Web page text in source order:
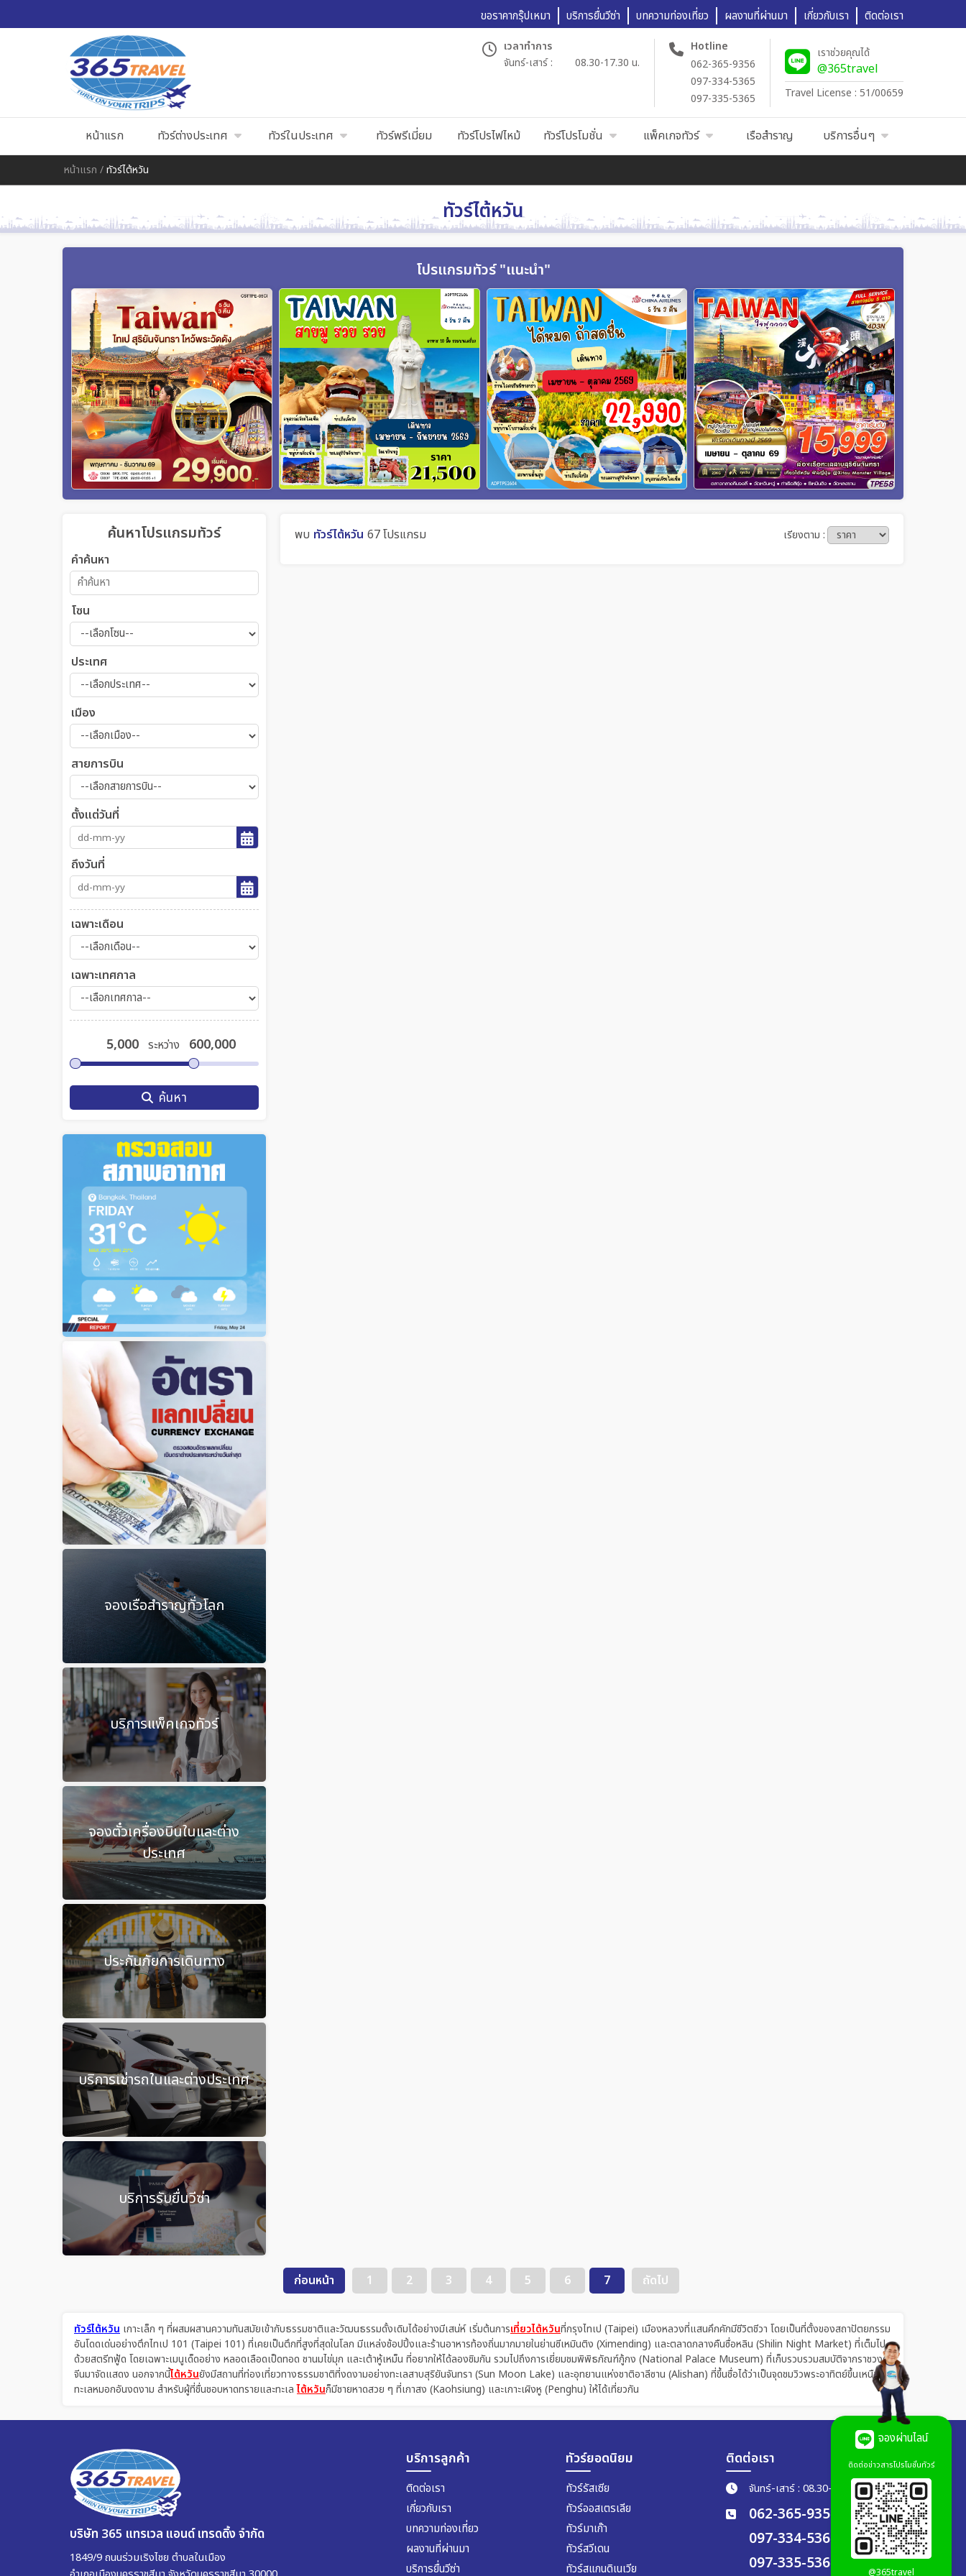
ขอราคากรุ๊ปเหมา บริการยื่นวีซ่า บทความท่องเที่ยว ผลงานที่ผ่านมา เกี่ยวกับเรา ติดต่อเรา
เวลาทำการ
จันทร์-เสาร์ :
08.30-17.30 น.
Hotline
062-365-9356
097-334-5365
097-335-5365
เราช่วยคุณได้
@365travel
Travel License : 51/00659
หน้าแรก ทัวร์ต่างประเทศ ทัวร์ในประเทศ ทัวร์พรีเมี่ยม ทัวร์โปรไฟไหม้ ทัวร์โปรโมชั่น แพ็คเกจทัวร์ เรือสำราญ บริการอื่นๆ
หน้าแรก /ทัวร์ไต้หวัน
ทัวร์ไต้หวัน
โปรแกรมทัวร์ "แนะนำ"
ค้นหาโปรแกรมทัวร์
คำค้นหา
โซน
ประเทศ
เมือง
สายการบิน
ตั้งแต่วันที่
ถึงวันที่
เฉพาะเดือน
เฉพาะเทศกาล
ระหว่าง
ค้นหา
จองเรือสำราญทั่วโลก
บริการแพ็คเกจทัวร์
จองตั๋วเครื่องบินในและต่าง
ประเทศ
ประกันภัยการเดินทาง
บริการเช่ารถในและต่างประเทศ
บริการรับยื่นวีซ่า
พบ ทัวร์ไต้หวัน 67 โปรแกรม เรียงตาม :
ก่อนหน้า 1 2 3 4 5 6 7 ถัดไป
ทัวร์ไต้หวัน เกาะเล็ก ๆ ที่ผสมผสานความทันสมัยเข้ากับธรรมชาติและวัฒนธรรมดั้งเดิมได้อย่างมีเสน่ห์ เริ่มต้นการเที่ยวไต้หวันที่กรุงไทเป (Taipei) เมืองหลวงที่แสนคึกคักมีชีวิตชีวา โดยเป็นที่ตั้งของสถาปัตยกรรม
อันโดดเด่นอย่างตึกไทเป 101 (Taipei 101) ที่เคยเป็นตึกที่สูงที่สุดในโลก มีแหล่งช้อปปิ้งและร้านอาหารท้องถิ่นมากมายในย่านซีเหมินติง (Ximending) และตลาดกลางคืนซื่อหลิน (Shilin Night Market) ที่เต็มไป
ด้วยสตรีทฟู้ด โดยเฉพาะเมนูเด็ดอย่าง หลอดเลือดเป็ดทอด ชานมไข่มุก และเต้าหู้เหม็น ที่อยากให้ได้ลองชิมกัน รวมไปถึงการเยี่ยมชมพิพิธภัณฑ์กู้กง (National Palace Museum) ที่เก็บรวบรวมสมบัติจากราชวงศ์
จีนมาจัดแสดง นอกจากนี้ไต้หวันยังมีสถานที่ท่องเที่ยวทางธรรมชาติที่งดงามอย่างทะเลสาบสุริยันจันทรา (Sun Moon Lake) และอุทยานแห่งชาติอาลีซาน (Alishan) ที่ขึ้นชื่อได้ว่าเป็นจุดชมวิวพระอาทิตย์ขึ้นเหนือ
ทะเลหมอกอันงดงาม สำหรับผู้ที่ชื่นชอบหาดทรายและทะเลไต้หวันก็มีชายหาดสวย ๆ ที่เกาสง (Kaohsiung) และเกาะเผิงหู (Penghu) ให้ได้เที่ยวกัน
บริษัท 365 แทรเวล แอนด์ เทรดดิ้ง จำกัด
1849/9 ถนนร่วมเริงไชย ตำบลในเมือง
บริการลูกค้า
ติดต่อเรา
เกี่ยวกับเรา
บทความท่องเที่ยว
ผลงานที่ผ่านมา
บริการยื่นวีซ่า
ทัวร์ยอดนิยม
ทัวร์รัสเซีย
ทัวร์ออสเตรเลีย
ทัวร์มาเก๊า
ทัวร์สวีเดน
ทัวร์สแกนดิเนเวีย
ติดต่อเรา
จันทร์-เสาร์ : 08.30-17.30 น.
062-365-9356
097-334-5365
097-335-5365
จองผ่านไลน์
ติดต่อข่าวสารโปรโมชั่นทัวร์
@365travel